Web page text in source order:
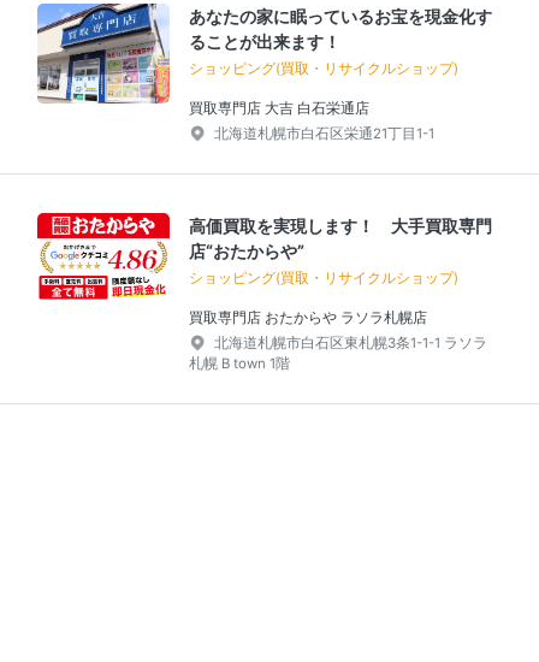
あなたの家に眠っているお宝を現金化す
ることが出来ます！
ショッピング(買取・リサイクルショップ)
買取専門店 大吉 白石栄通店
北海道札幌市白石区栄通21丁目1-1
高価買取を実現します！ 大手買取専門
店“おたからや”
ショッピング(買取・リサイクルショップ)
買取専門店 おたからや ラソラ札幌店
北海道札幌市白石区東札幌3条1-1-1 ラソラ
札幌 B town 1階